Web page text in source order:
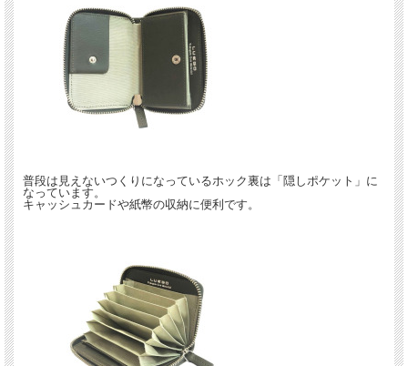
一つのポケットにカードを2～3枚収納することも可能です。
カードポケットの両脇に2つのフリーポケットを配置。
内側のホックを外すと普段は見えない「隠しポケット」付き。
送料無料＆ギフト包装無料で承ります。
贈り物などにもぜひご利用くださいませ。
永年保証
ギフト包装無料
仕様：カード7、フリーポケット2、隠しポケット1
サイズ ：W12cm × H8cm × D2cm
■素材 ： 米沢牛革（表・内・引手）、レーヨン（内・裏）、金具 EXCELLA
普段は見えないつくりになっているホック裏は「隠しポケット」に
なっています。
キャッシュカードや紙幣の収納に便利です。